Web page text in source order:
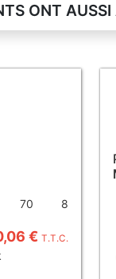
ONT AUSSI
70 8
€ T.T.C.